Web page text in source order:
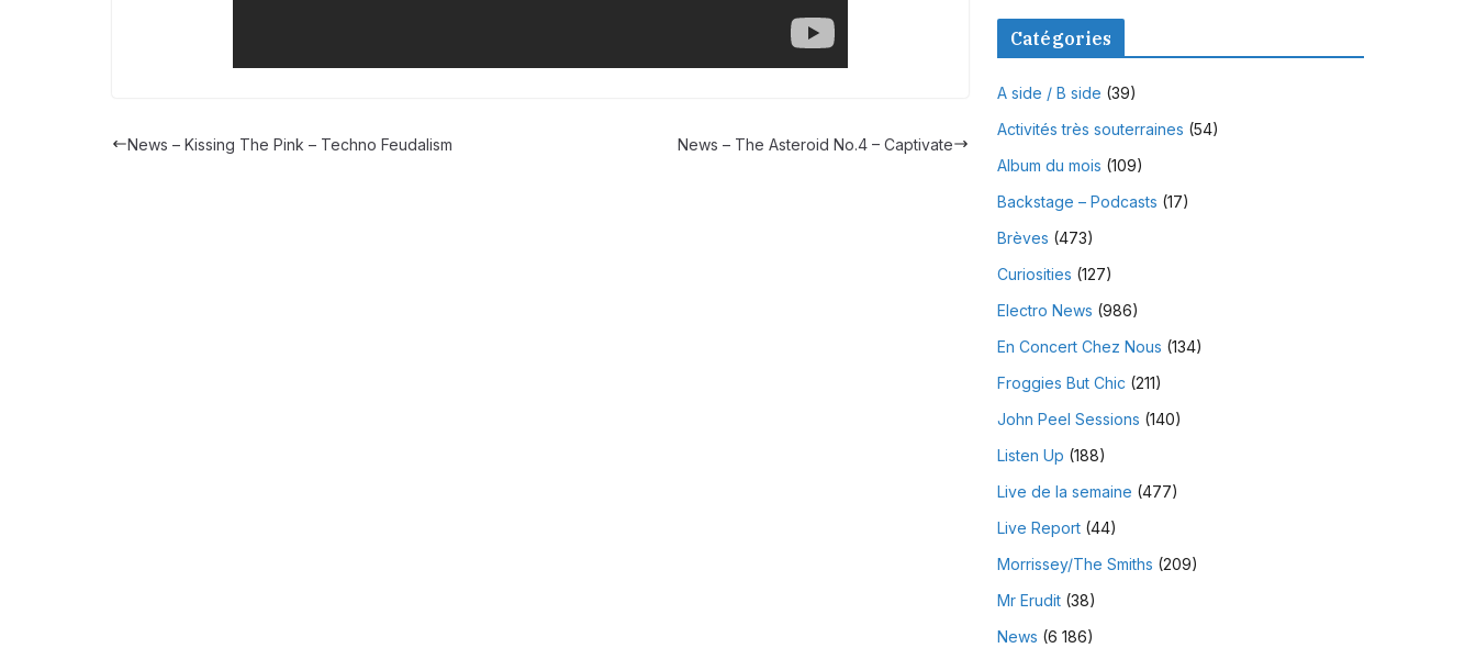
News – Kissing The Pink – Techno Feudalism News – The Asteroid No.4 – Captivate
Catégories
A side / B side (39)
Activités très souterraines (54)
Album du mois (109)
Backstage – Podcasts (17)
Brèves (473)
Curiosities (127)
Electro News (986)
En Concert Chez Nous (134)
Froggies But Chic (211)
John Peel Sessions (140)
Listen Up (188)
Live de la semaine (477)
Live Report(44)
Morrissey/The Smiths (209)
Mr Erudit(38)
News (6 186)